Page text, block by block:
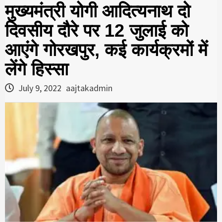
मुख्यमंत्री योगी आदित्यनाथ दो
दिवसीय दौरे पर 12 जुलाई को
आएंगे गोरखपुर, कई कार्यक्रमों में
लेंगे हिस्सा
July 9, 2022 aajtakadmin